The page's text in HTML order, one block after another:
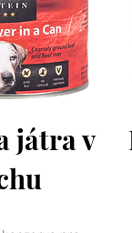
játra v